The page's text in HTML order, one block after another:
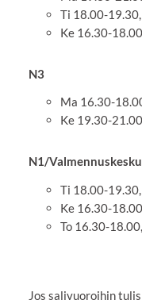
Ti 18.00-
Ke 16.30-
N3
Ma 16.30-
Ke 19.30-
N1/
Ti 18.00-
Ke 16.30-
To 16.30-
Jos salivuoroihin